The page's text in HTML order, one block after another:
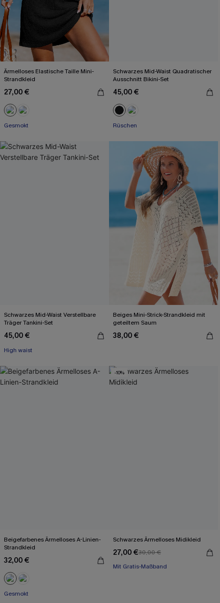
Ärmelloses Elastische Taille Mini-
Strandkleid
27,00 €
Gesmokt
Schwarzes Mid-Waist Quadratischer
Ausschnitt Bikini-Set
45,00 €
Rüschen
Schwarzes Mid-Waist Verstellbare
Träger Tankini-Set
45,00 €
High waist
Beiges Mini-Strick-Strandkleid mit
geteiltem Saum
38,00 €
Beigefarbenes Ärmelloses A-Linien-
Strandkleid
32,00 €
Gesmokt
-10%
Schwarzes Ärmelloses Midikleid
27,00 €30,00 €
Mit Gratis-Maßband
High waist